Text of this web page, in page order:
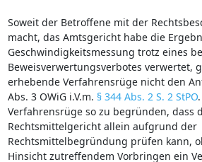
Soweit der Betroffene mit der
macht, das Amtsgericht habe die
Geschwindigkeitsmessung trotz eines
Beweisverwertungsverbotes verwertet,
erhebende Verfahrensrüge nicht den
Abs. 3 OWiG i.V.m. § 344 Abs. 2 S. 2 StPO
Verfahrensrüge so zu begründen, dass
Rechtsmittelgericht allein aufgrund der
Rechtsmittelbegründung prüfen kann,
Hinsicht zutreffendem Vorbringen ein